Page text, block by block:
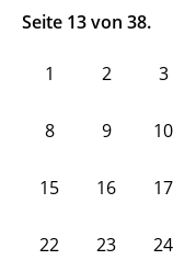
Seite 13 von 38.
1 2 3
8 9 10
15 16 17
22 23 24